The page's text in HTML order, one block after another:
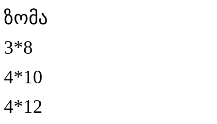
ზომა
3*8
4*10
4*12